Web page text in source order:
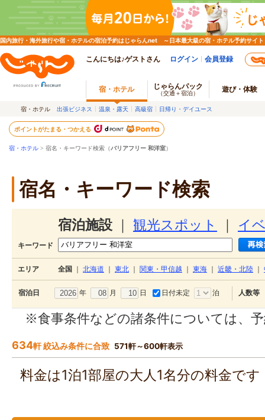
国内旅行・海外旅行や宿・ホテルの宿泊予約はじゃらんnet ～日本最大級の宿・ホテル予約サイト
こんにちは♪ゲストさん ログイン 会員登録
宿・ホテル じゃらんパック
（交通＋宿泊） 遊び・体験
宿・ホテル 出張ビジネス 温泉・露天 高級宿 日帰り・デイユース
ポイントがたまる・つかえる
宿・ホテル > 宿名・キーワード検索（バリアフリー 和洋室）
宿名・キーワード検索
宿泊施設 観光スポット イ
キーワード
エリア 全国 北海道 東北 関東・甲信越 東海 近畿・北陸
宿泊日 年 月 日 日付未定 泊 人数等
※食事条件などの諸条件については、
634軒 絞込み条件に合致 571軒～600軒表示
料金は1泊1部屋の大人1名分の料金で